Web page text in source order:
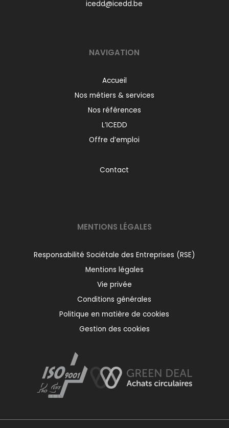
icedd@icedd.be
NAVIGATION
Accueil
Nos métiers & services
Nos références
L’ICEDD
Offre d’emploi
Contact
MENTIONS LÉGALES
Responsabilité Sociétale des Entreprises (RSE)
Mentions légales
Vie privée
Conditions générales
Politique en matière de cookies
Gestion des cookies